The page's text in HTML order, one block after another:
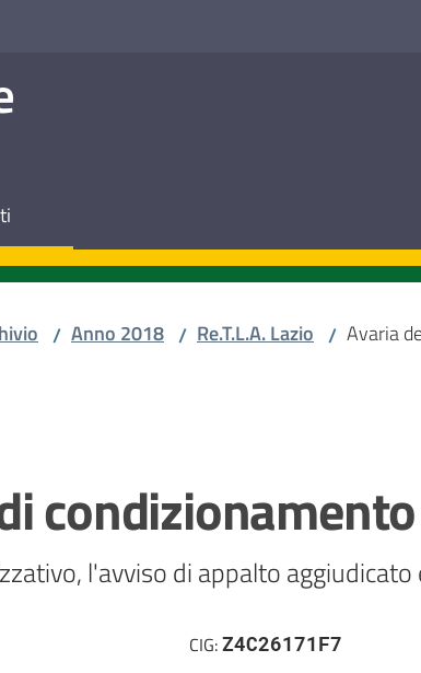
/ Anno 2018 / Re.T.L.A. Lazio / Avaria
condizionamento
l'avviso di appalto
CIG:Z4C26171F7